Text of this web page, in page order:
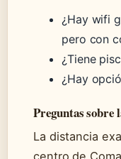
¿Hay wifi
pero con
¿Tiene
¿Hay
Preguntas sobre
La distancia